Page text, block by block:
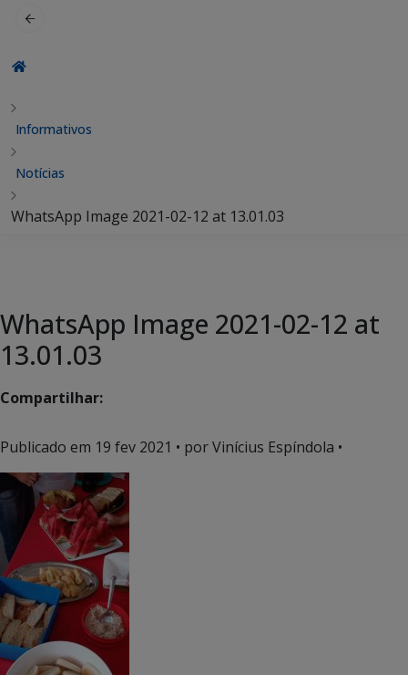
Informativos
Notícias
WhatsApp Image 2021-02-12 at 13.01.03
WhatsApp Image 2021-02-12 at
13.01.03
Compartilhar:
Publicado em 19 fev 2021 • por Vinícius Espíndola •